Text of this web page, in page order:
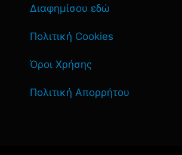
Διαφημίσου εδώ
Πολιτική Cookies
Όροι Χρήσης
Πολιτική Απορρήτου